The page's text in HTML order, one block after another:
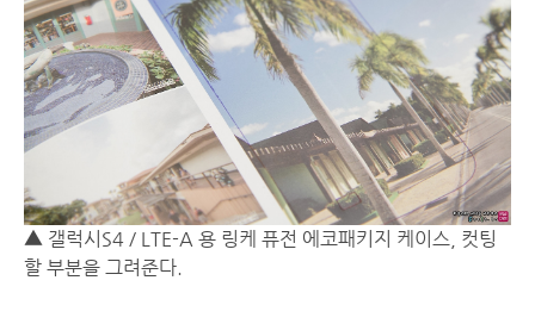
▲ 갤럭시S4 / LTE-A 용 링케 퓨전 에코패키지 케이스, 컷팅
할 부분을 그려준다.